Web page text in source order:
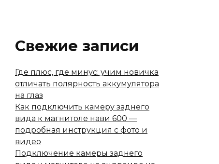
Свежие записи
Где плюс, где минус: учим новичка
отличать полярность аккумулятора
на глаз
Как подключить камеру заднего
вида к магнитоле нави 600 —
подробная инструкция с фото и
видео
Подключение камеры заднего